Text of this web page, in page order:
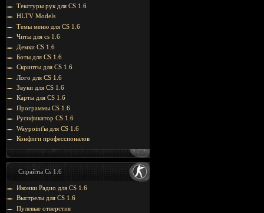
Текстуры рук для CS 1.6
HLTV Models
Темы меню для CS 1.6
Читы для cs 1.6
Демки CS 1.6
Боты для CS 1.6
Скрипты для CS 1.6
Лого для CS 1.6
Звуки для CS 1.6
Карты для CS 1.6
Программы CS 1.6
Русификатор CS 1.6
Waypoint'ы для CS 1.6
Конфиги профессионалов
Спрайты Cs 1.6
Иконки Радио для CS 1.6
Выстрелы для CS 1.6
Пулевые отверстия